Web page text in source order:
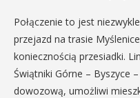
Połączenie to jest
przejazd na trasie
koniecznością przesiadki.
Świątniki Górne – Byszyce
dowozową, umożliwi